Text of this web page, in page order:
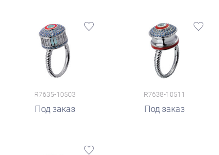
R7635-10503
Под заказ
R7638-10511
Под заказ